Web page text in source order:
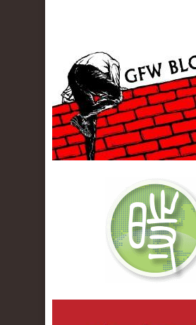
gfw_blog_small.jpg